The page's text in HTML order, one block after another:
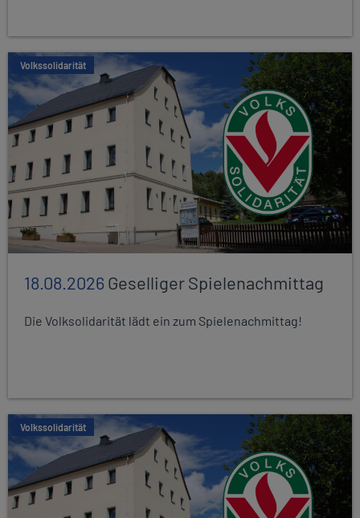
Volkssolidarität
18.08.2026Geselliger Spielenachmittag
Die Volksolidarität lädt ein zum Spielenachmittag!
Volkssolidarität